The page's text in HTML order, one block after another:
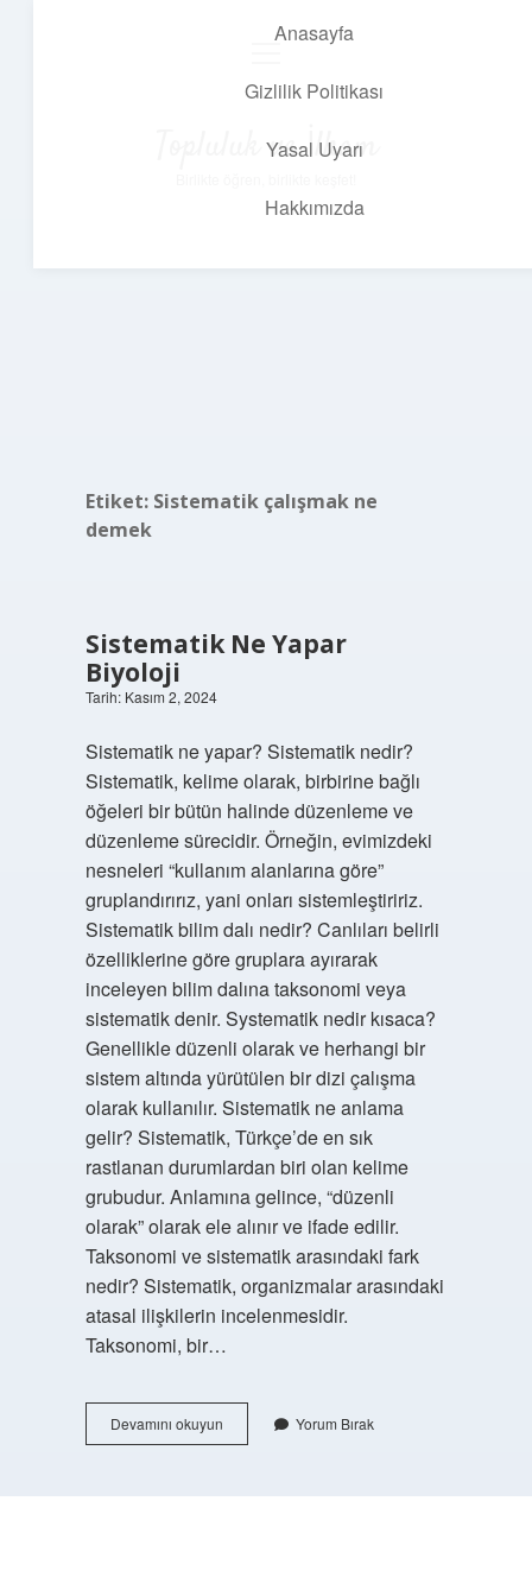
Anasayfa
Gizlilik Politikası
Yasal Uyarı
Hakkımızda
Topluluk ve İlham
Etiket: Sistematik çalışmak ne
demek
Sistematik Ne Yapar
Biyoloji
Tarih: Kasım 2, 2024
Sistematik ne yapar? Sistematik nedir?
Sistematik, kelime olarak, birbirine bağlı
öğeleri bir bütün halinde düzenleme ve
düzenleme sürecidir. Örneğin, evimizdeki
nesneleri “kullanım alanlarına göre”
gruplandırırız, yani onları sistemleştiririz.
Sistematik bilim dalı nedir? Canlıları belirli
özelliklerine göre gruplara ayırarak
inceleyen bilim dalına taksonomi veya
sistematik denir. Systematik nedir kısaca?
Genellikle düzenli olarak ve herhangi bir
sistem altında yürütülen bir dizi çalışma
olarak kullanılır. Sistematik ne anlama
gelir? Sistematik, Türkçe’de en sık
rastlanan durumlardan biri olan kelime
grubudur. Anlamına gelince, “düzenli
olarak” olarak ele alınır ve ifade edilir.
Taksonomi ve sistematik arasındaki fark
nedir? Sistematik, organizmalar arasındaki
atasal ilişkilerin incelenmesidir.
Taksonomi, bir…
Devamını okuyunSistematik
Ne
Yorum Bırak